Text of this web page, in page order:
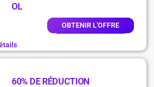
OL
OBTENIR L'OFFRE
60% DE RÉDUCTION